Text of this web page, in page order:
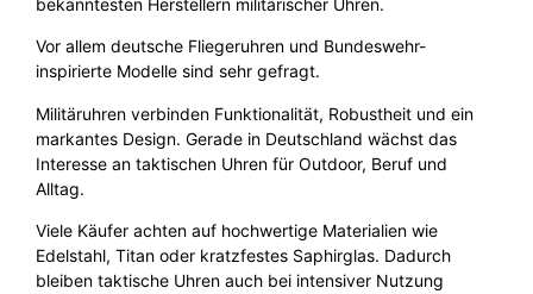
Vor allem deutsche Fliegeruhren und Bundeswehr-
inspirierte Modelle sind sehr gefragt.
Militäruhren verbinden Funktionalität, Robustheit und ein
markantes Design. Gerade in Deutschland wächst das
Interesse an taktischen Uhren für Outdoor, Beruf und
Alltag.
Viele Käufer achten auf hochwertige Materialien wie
Edelstahl, Titan oder kratzfestes Saphirglas. Dadurch
bleiben taktische Uhren auch bei intensiver Nutzung